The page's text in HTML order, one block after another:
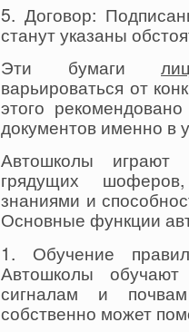
5. Договор:
станут указаны
Эти бумаги
варьироваться от
этого
документов именно в
Автошколы играют
грядущих
знаниями и
Основные функции
1. Обучение
Автошколы
сигналам и
собственно может